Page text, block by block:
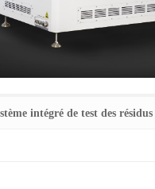
intégré de test des